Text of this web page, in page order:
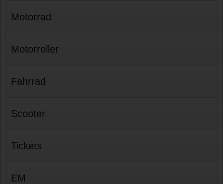
Motorrad
Motorroller
Fahrrad
Scooter
Tickets
EM